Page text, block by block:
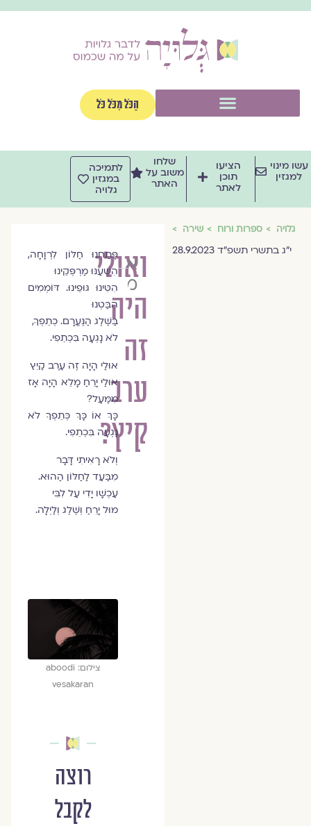
הַכֹּל מִכֹּל כֹּל
מינוי
למגזין
הציעו
תוכן
לאתר
שלחו
משוב על
האתר
לתמיכה
במגזין
גלויה
גלויה ספרות ורוח שירה
י״ג בתשרי תשפ״ד 28.9.2023
ואולי
היה
זה
ערב
קיץ?
אדוה
מגל-כהן
פָּתַחְנוּ חַלּוֹן לִרְוָחָה,
הִשְׁעַנּוּ מַרְפְּקֵינוּ
הִטִּינוּ גּוּפֵינוּ. דּוֹמְמִים
הִבַּטְנוּ
בַּשֶּׁלֶג הַנֶּעֱרָם. כְתֵפְךָ,
לֹא נָגְעָה בִּכְתֵפִי.
אוּלַי הָיָה זֶה עֶרֶב קַיִץ
אוּלַי יָרֵחַ מָלֵא הָיָה אָז
מִמַּעַל?
כָּךְ אוֹ כָּךְ כְּתֵפְךָ לֹא
נָגְעָה בִּכְתֵפִי.
וְלֹא רָאִיתִי דָּבָר
מִבַּעַד לַחַלּוֹן הַהוּא.
עַכְשָׁו יָדִי עַל לִבִּי
מוּל יָרֵחַ וְשֶׁלֶג וְלַיְלָה.
צילום: aboodi
vesakaran
רוצה
לקבל